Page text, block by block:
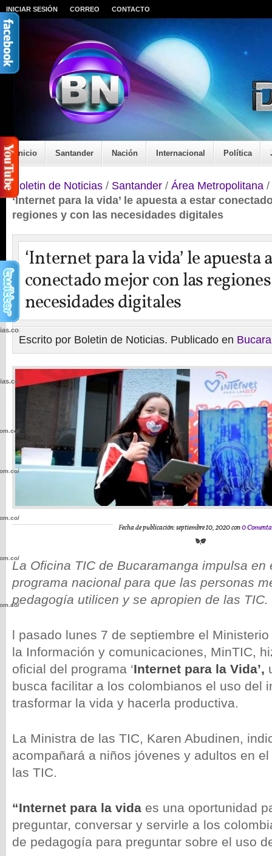
INICIAR SESIÓN CORREO CONTACTO
Inicio Santander Nación Internacional Política
Boletin de Noticias / Santander / Área Metropolitana /
‘Internet para la vida’ le apuesta a estar
regiones y con las necesidades digitales
‘Internet para la vida’ le apuesta
conectado mejor con las
necesidades digitales
Escrito por Boletin de Noticias. Publicado en
Fecha de publicación: septiembre 10, 2020 con0
La Oficina TIC de Bucaramanga impulsa en
programa nacional para que las personas
pedagogía utilicen y se apropien de las TIC.
l pasado lunes 7 de septiembre el
la Información y comunicaciones, MinTIC,
oficial del programa ‘Internet para la Vida’,
busca facilitar a los colombianos el uso del
trasformar la vida y hacerla productiva.
La Ministra de las TIC, Karen Abudinen,
acompañará a niños jóvenes y adultos en
las TIC.
“Internet para la vida es una oportunidad
preguntar, conversar y servirle a los
de pedagogía para preguntar sobre el uso
wp-
wp-
wp-
wp-
wp-
wp-
wp-
wp-
wp-